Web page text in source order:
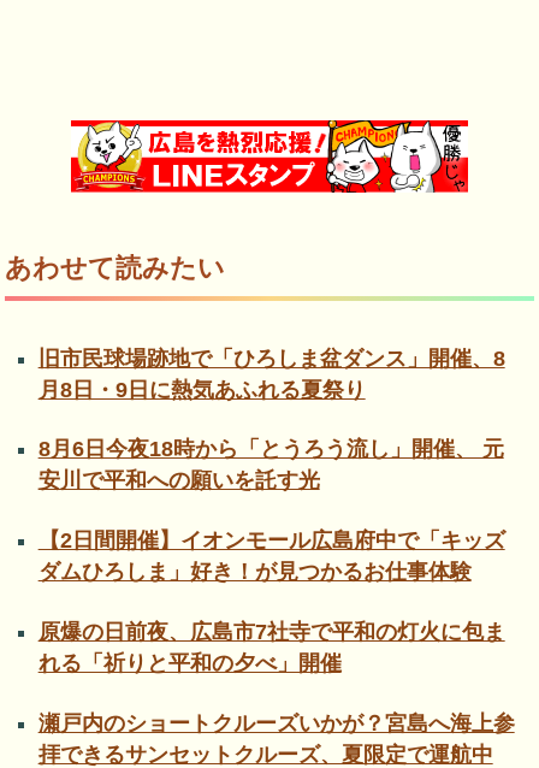
あわせて読みたい
旧市民球場跡地で「ひろしま盆ダンス」開催、8
月8日・9日に熱気あふれる夏祭り
8月6日今夜18時から「とうろう流し」開催、 元
安川で平和への願いを託す光
【2日間開催】イオンモール広島府中で「キッズ
ダムひろしま」好き！が見つかるお仕事体験
原爆の日前夜、広島市7社寺で平和の灯火に包ま
れる「祈りと平和の夕べ」開催
瀬戸内のショートクルーズいかが？宮島へ海上参
拝できるサンセットクルーズ、夏限定で運航中